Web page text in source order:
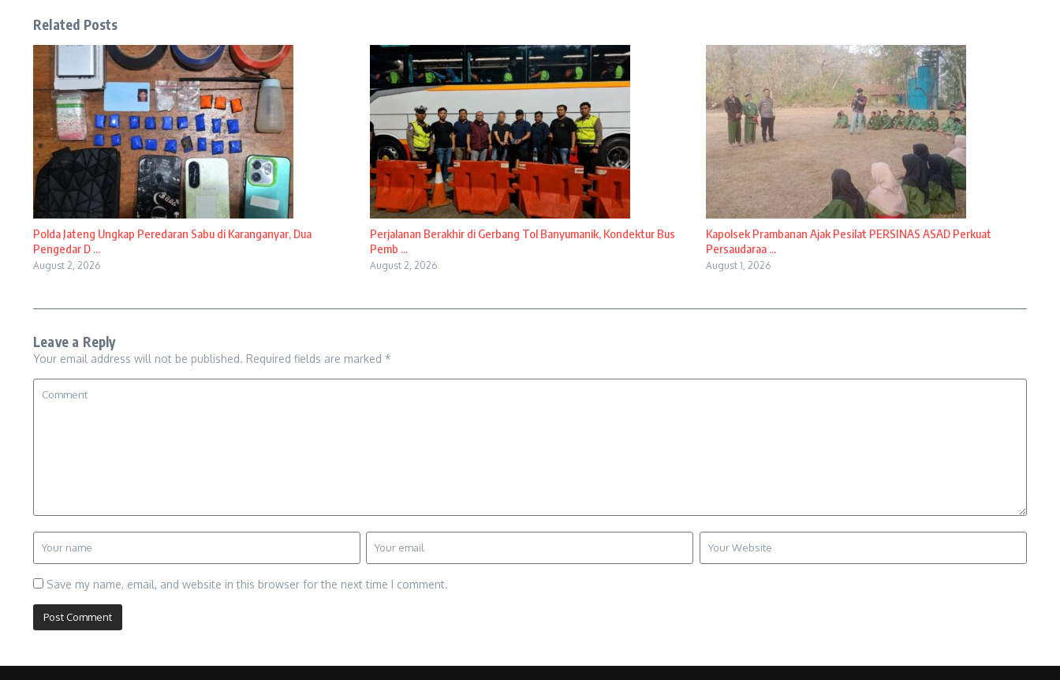
Related Posts
Polda Jateng Ungkap Peredaran Sabu di Karanganyar, Dua
Pengedar D ...
August 2, 2026
Perjalanan Berakhir di Gerbang Tol Banyumanik, Kondektur Bus
Pemb ...
August 2, 2026
Kapolsek Prambanan Ajak Pesilat PERSINAS ASAD Perkuat
Persaudaraa ...
August 1, 2026
Leave a Reply
Your email address will not be published. Required fields are marked *
Save my name, email, and website in this browser for the next time I comment.